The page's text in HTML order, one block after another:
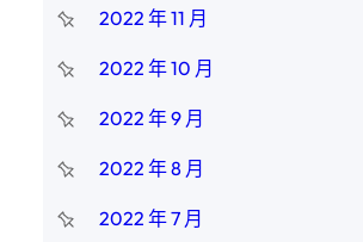
2022 年 11 月
2022 年 10 月
2022 年 9 月
2022 年 8 月
2022 年 7 月